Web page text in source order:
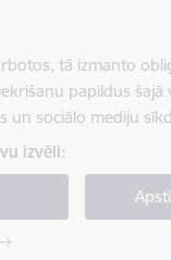
tā izmanto
papildus šajā
un sociālo mediju
izvēli: